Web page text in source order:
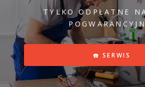
TYLKO ODPŁATNE
☎️ SERWIS